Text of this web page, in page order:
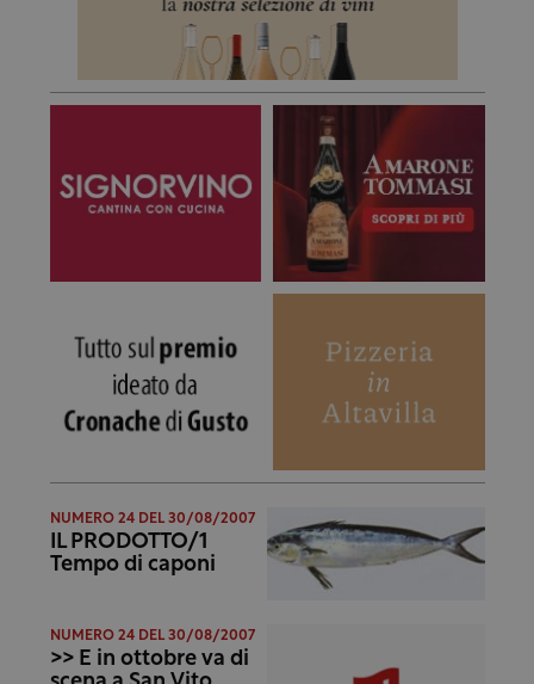
NUMERO 24 DEL 30/08/2007
IL PRODOTTO/1
Tempo di caponi
NUMERO 24 DEL 30/08/2007
>> E in ottobre va di